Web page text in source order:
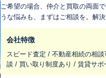
ご希望の場合、仲介と買取の両面
うな悩みも、まずはご相談を。解決
の撤去や解体のお手伝いもワンス
会社特徴
スピード査定 / 不動産相続の相
談 / 買い取り制度あり / 賃貸サ